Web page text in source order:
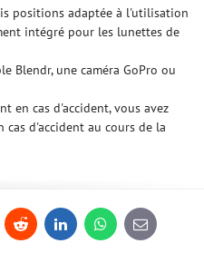
positions adaptée à l'utilisation
intégré pour les lunettes de
Blendr, une caméra GoPro ou
en cas d'accident, vous avez
d'accident au cours de la
Reddit LinkedInWhatsApp
E-
mail